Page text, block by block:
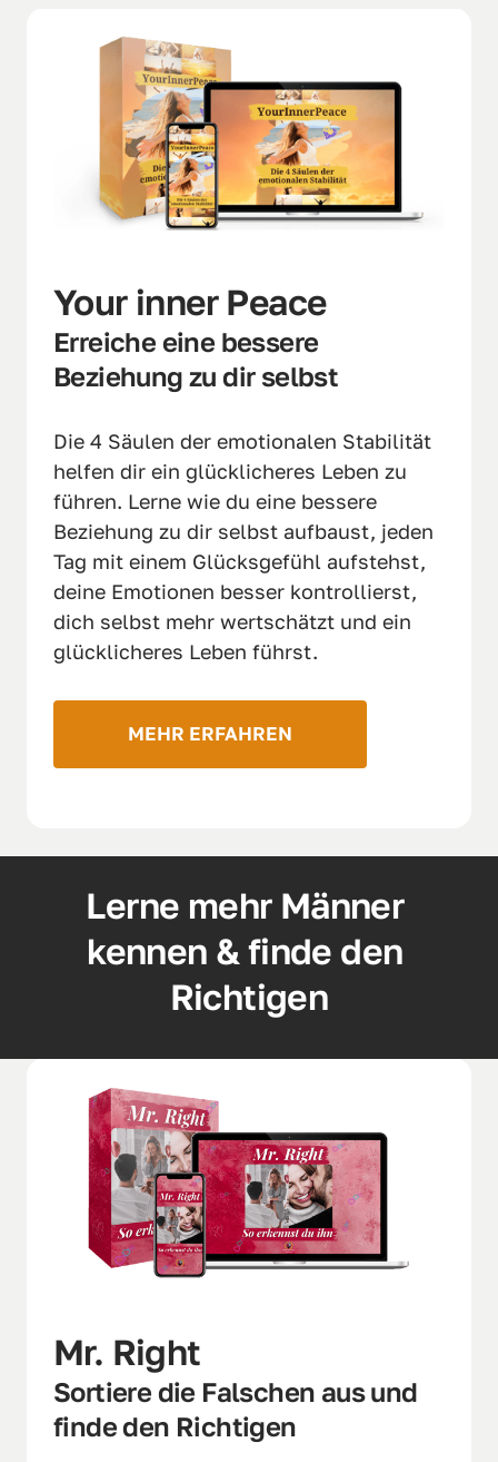
Your inner Peace
Erreiche eine bessere
Beziehung zu dir selbst
Die 4 Säulen der emotionalen Stabilität
helfen dir ein glücklicheres Leben zu
führen. Lerne wie du eine bessere
Beziehung zu dir selbst aufbaust, jeden
Tag mit einem Glücksgefühl aufstehst,
deine Emotionen besser kontrollierst,
dich selbst mehr wertschätzt und ein
glücklicheres Leben führst.
MEHR ERFAHREN
Lerne mehr Männer
kennen & finde den
Richtigen
Mr. Right
Sortiere die Falschen aus und
finde den Richtigen